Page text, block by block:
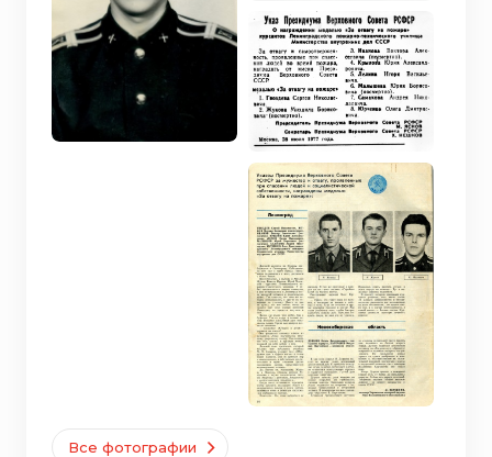
Все фотографии